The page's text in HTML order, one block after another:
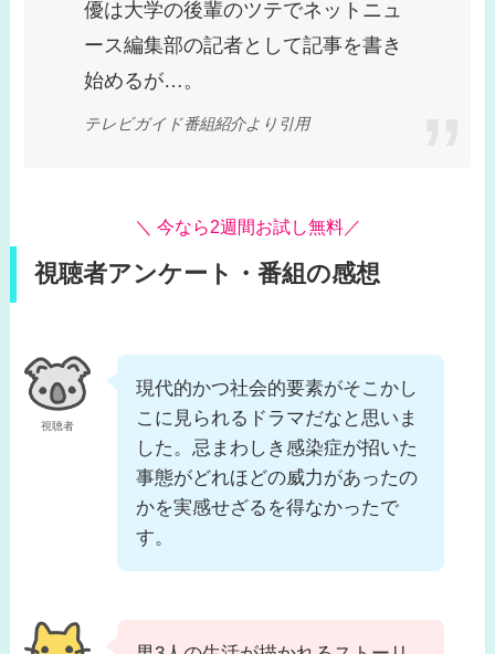
優は大学の後輩のツテでネットニュ
ース編集部の記者として記事を書き
始めるが…。
テレビガイド番組紹介より引用
＼ 今なら2週間お試し無料／
視聴者アンケート・番組の感想
視聴者
現代的かつ社会的要素がそこかし
こに見られるドラマだなと思いま
した。忌まわしき感染症が招いた
事態がどれほどの威力があったの
かを実感せざるを得なかったで
す。